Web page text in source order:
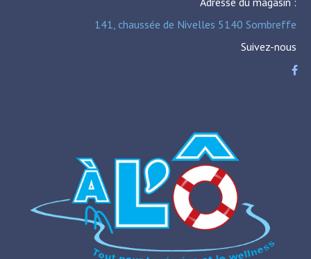
141, chaussée de Nivelles 5140 Sombreffe
Suivez-nous